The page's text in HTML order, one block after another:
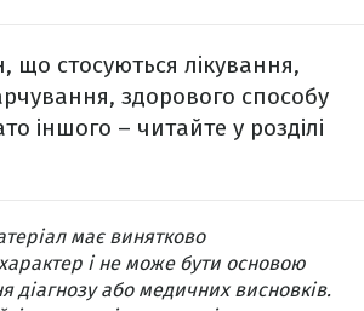
що стосуються лікування,
здорового способу
іншого – читайте у розділі
має винятково
і не може бути основою
діагнозу або медичних висновків.